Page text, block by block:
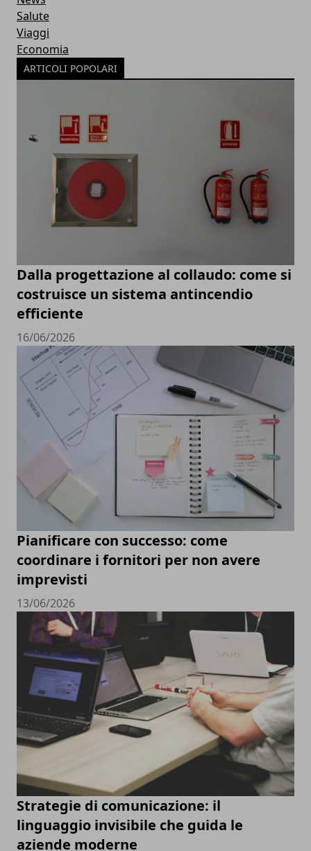
Salute
Viaggi
Economia
ARTICOLI POPOLARI
Dalla progettazione al collaudo: come si
costruisce un sistema antincendio
efficiente
16/06/2026
Pianificare con successo: come
coordinare i fornitori per non avere
imprevisti
13/06/2026
Strategie di comunicazione: il
linguaggio invisibile che guida le
aziende moderne